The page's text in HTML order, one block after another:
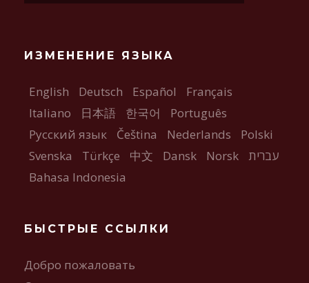
ИЗМЕНЕНИЕ ЯЗЫКА
English Deutsch Español
Français
Italiano
日本語 한국어
Português
Русский язык
Čeština Nederlands
Polski
Svenska
Türkçe 中文 Dansk Norsk
עברית
Bahasa Indonesia
БЫСТРЫЕ ССЫЛКИ
Добро пожаловать